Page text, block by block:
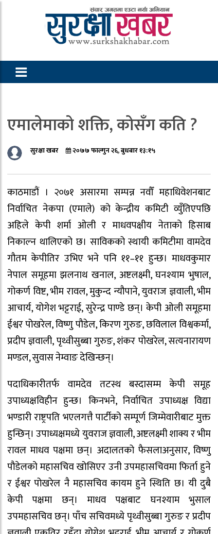
एमालेमाको शक्ति, कोसँग कति ?
सुरक्षा खबर २०७७ फाल्गुन २६, बुधबार १३:१५
काठमाडौं । २०७१ असारमा सम्पन्न नवौँ महाधिवेशनबाट
निर्वाचित नेकपा (एमाले) को केन्द्रीय कमिटी व्युँतिएपछि
अहिले केपी शर्मा ओली र माधवपक्षीय नेताको हिसाब
निकाल्न थालिएको छ। साविकको स्थायी कमिटीमा वामदेव
गौतम केपीतिर उभिए भने पनि ११–११ हुन्छ। माधवकुमार
नेपाल समूहमा झलनाथ खनाल, अष्टलक्ष्मी, घनश्याम भुषाल,
गोकर्ण विष्ट, भीम रावल, मुकुन्द न्यौपाने, युवराज ज्ञवाली, भीम
आचार्य, योगेश भट्टराई, सुरेन्द्र पाण्डे छन्। केपी ओली समूहमा
ईश्वर पोखरेल, विष्णु पौडेल, किरण गुरुङ, छविलाल विश्वकर्मा,
प्रदीप ज्ञवाली, पृथ्वीसुब्बा गुरुङ, शंकर पोखरेल, सत्यनारायण
मण्डल, सुवास नेम्वाङ देखिन्छन्।
पदाधिकारीतर्फ वामदेव तटस्थ बस्दासम्म केपी समूह
उपाध्यक्षविहीन हुन्छ। किनभने, निर्वाचित उपाध्यक्ष विद्या
भण्डारी राष्ट्रपति भएलगत्तै पार्टीको सम्पूर्ण जिम्मेवारीबाट मुक्त
हुन्छिन्। उपाध्यक्षमध्ये युवराज ज्ञवाली, अष्टलक्ष्मी शाक्य र भीम
रावल माधव पक्षमा छन्। अदालतको फैसलाअनुसार, विष्णु
पौडेलको महासचिव खोसिएर उनी उपमहासचिवमा फिर्ता हुने
र ईश्वर पोखरेल नै महासचिव कायम हुने स्थिति छ। यी दुबै
केपी पक्षमा छन्। माधव पक्षबाट घनश्याम भुसाल
उपमहासचिव छन्। पाँच सचिवमध्ये पृथ्वीसुब्बा गुरुङ र प्रदीप